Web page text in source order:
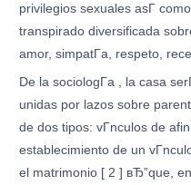
privilegios sexuales asГ­
transpirado diversificada
amor, simpatГ­a, respeto,
De la sociologГ­a , la casa
unidas por lazos sobre
de dos tipos: vГ­nculos de
establecimiento de un
el matrimonio [ 2 ] вЂ”que,